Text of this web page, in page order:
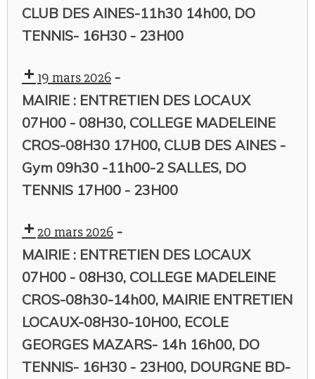
CLUB DES AINES-11h30 14h00, DO
TENNIS- 16H30 - 23H00
19 mars 2026 -
MAIRIE : ENTRETIEN DES LOCAUX
07H00 - 08H30, COLLEGE MADELEINE
CROS-08H30 17H00, CLUB DES AINES -
Gym 09h30 -11h00-2 SALLES, DO
TENNIS 17H00 - 23H00
20 mars 2026 -
MAIRIE : ENTRETIEN DES LOCAUX
07H00 - 08H30, COLLEGE MADELEINE
CROS-08h30-14h00, MAIRIE ENTRETIEN
LOCAUX-08H30-10H00, ECOLE
GEORGES MAZARS- 14h 16h00, DO
TENNIS- 16H30 - 23H00, DOURGNE BD-